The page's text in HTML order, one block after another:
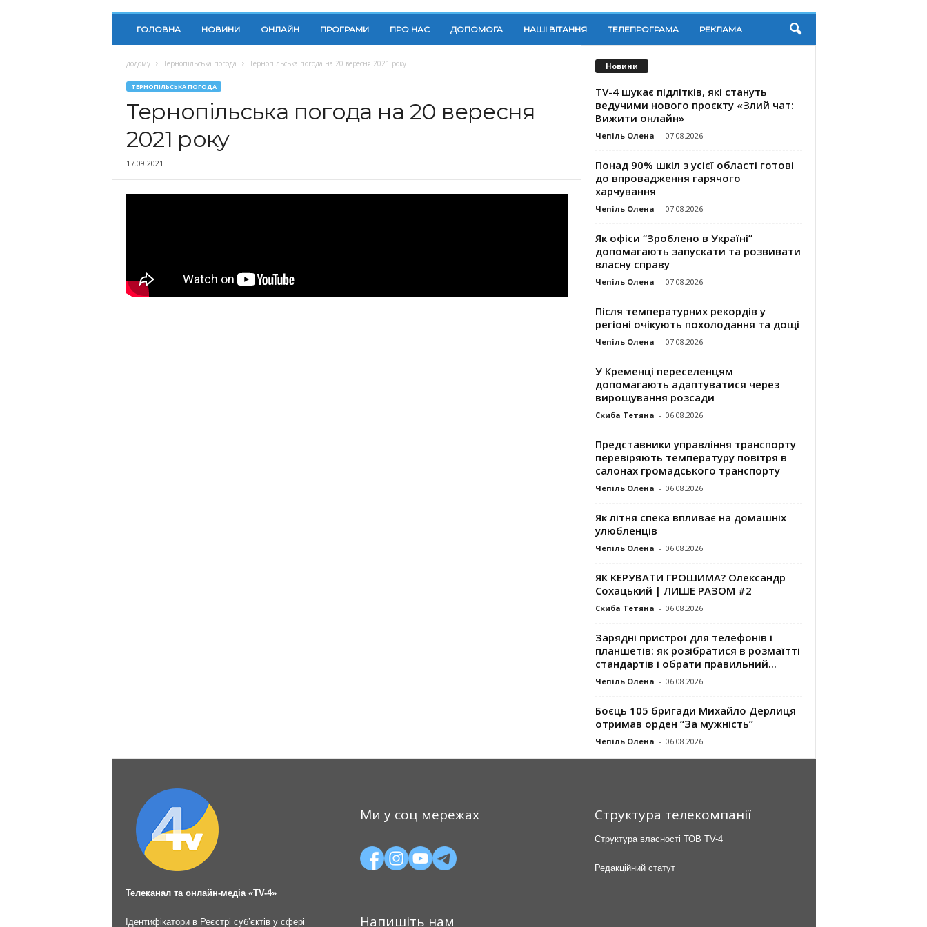
ГОЛОВНА НОВИНИ ОНЛАЙН ПРОГРАМИ ПРО НАС ДОПОМОГА НАШІ ВІТАННЯ ТЕЛЕПРОГРАМА РЕКЛАМА
додому Тернопільська погода Тернопільська погода на 20 вересня 2021 року
ТЕРНОПІЛЬСЬКА ПОГОДА
Тернопільська погода на 20 вересня
2021 року
17.09.2021
Новини
TV-4 шукає підлітків, які стануть
ведучими нового проєкту «Злий чат:
Вижити онлайн»
Чепіль Олена - 07.08.2026
Понад 90% шкіл з усієї області готові
до впровадження гарячого
харчування
Чепіль Олена - 07.08.2026
Як офіси “Зроблено в Україні”
допомагають запускaти та розвивати
власну справу
Чепіль Олена - 07.08.2026
Після температурних рекордів у
регіоні очікують похолодання та дощі
Чепіль Олена - 07.08.2026
У Кременці переселенцям
допомагають адаптуватися через
вирощування розсади
Скиба Тетяна - 06.08.2026
Представники управління транспорту
перевіряють температуру повітря в
салонах громадського транспорту
Чепіль Олена - 06.08.2026
Як літня спека впливає на домашніх
улюбленців
Чепіль Олена - 06.08.2026
ЯК КЕРУВАТИ ГРОШИМА? Олександр
Сохацький | ЛИШЕ РАЗОМ #2
Скиба Тетяна - 06.08.2026
Зарядні пристрої для телефонів і
планшетів: як розібратися в розмаїтті
стандартів і обрати правильний...
Чепіль Олена - 06.08.2026
Боєць 105 бригади Михайло Дерлиця
отримав орден “За мужність”
Чепіль Олена - 06.08.2026
Телеканал та онлайн-медіа «TV-4»
Ідентифікатори в Реєстрі суб’єктів у сфері
Ми у соц мережах
Напишіть нам
Структура телекомпанії
Структура власності ТОВ TV-4
Редакційний статут